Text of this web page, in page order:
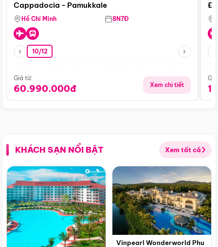
Cappadocia - Pamukkale
Hồ Chí Minh 8N7Đ
10/12
Giá từ:
60.990.000đ Xem chi tiết
KHÁCH SẠN NỔI BẬT Xem tất cả
Vinpearl Wonderworld Phu